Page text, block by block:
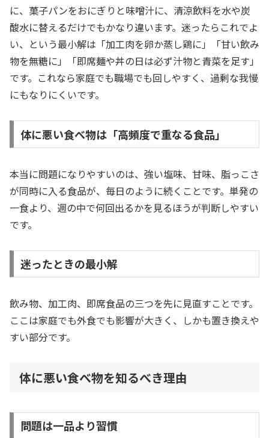
に、菓子パンをおにぎりと味噌汁に、清涼飲料を水や炭
酸水に替えるだけでもかなり違います。迷ったらこれでよ
い、という最小解は「加工肉を卵か蒸し鶏に」「甘い飲み
物を無糖に」「即席麺や丼の日は必ず汁物と青菜を足す」
です。これなら家庭でも職場でも回しやすく、過剰な我慢
にもなりにくいです。
体に悪い食べ物は「高頻度で重なる食品」
本当に問題になりやすいのは、強い塩味、甘味、脂っこさ
が同時に入る食品が、毎日のように続くことです。単発の
一食より、週の中で何回出るかを見るほうが判断しやすい
です。
迷ったときの最小解
飲み物、加工肉、即席食品の三つを先に見直すことです。
ここは家庭でも外食でも影響が大きく、しかも置き換えや
すい部分です。
体に悪い食べ物を知るべき理由
問題は一品より習慣